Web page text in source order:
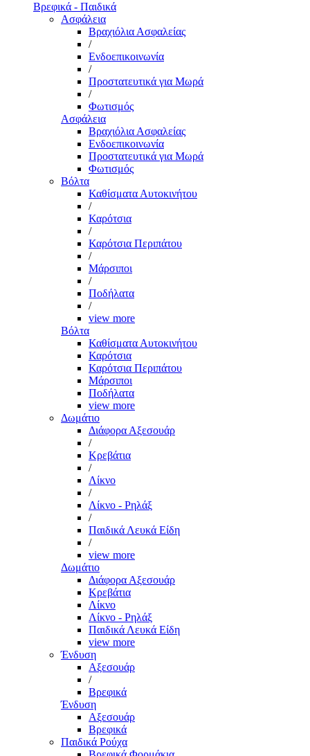
Βρεφικά - Παιδικά
Ασφάλεια
Βραχιόλια Ασφαλείας
/
Ενδοεπικοινωνία
/
Προστατευτικά για Μωρά
/
Φωτισμός
Ασφάλεια
Βραχιόλια Ασφαλείας
Ενδοεπικοινωνία
Προστατευτικά για Μωρά
Φωτισμός
Βόλτα
Καθίσματα Αυτοκινήτου
/
Καρότσια
/
Καρότσια Περιπάτου
/
Μάρσιποι
/
Ποδήλατα
/
view more
Βόλτα
Καθίσματα Αυτοκινήτου
Καρότσια
Καρότσια Περιπάτου
Μάρσιποι
Ποδήλατα
view more
Δωμάτιο
Διάφορα Αξεσουάρ
/
Κρεβάτια
/
Λίκνο
/
Λίκνο - Ρηλάξ
/
Παιδικά Λευκά Είδη
/
view more
Δωμάτιο
Διάφορα Αξεσουάρ
Κρεβάτια
Λίκνο
Λίκνο - Ρηλάξ
Παιδικά Λευκά Είδη
view more
Ένδυση
Αξεσουάρ
/
Βρεφικά
Ένδυση
Αξεσουάρ
Βρεφικά
Παιδικά Ρούχα